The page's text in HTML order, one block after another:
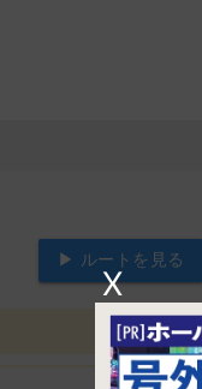
X
▶ ルートを見る